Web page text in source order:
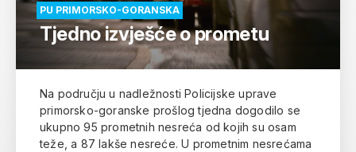
PU PRIMORSKO-GORANSKA
Tjedno izvješće o prometu
Na području u nadležnosti Policijske uprave
primorsko-goranske prošlog tjedna dogodilo se
ukupno 95 prometnih nesreća od kojih su osam
teže, a 87 lakše nesreće. U prometnim nesrećama